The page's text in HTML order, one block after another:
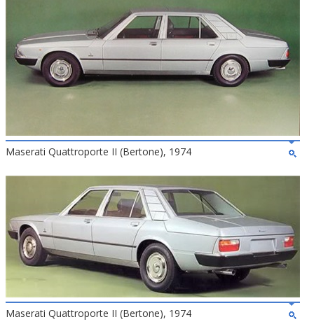
Maserati Quattroporte II (Bertone), 1974
Maserati Quattroporte II (Bertone), 1974